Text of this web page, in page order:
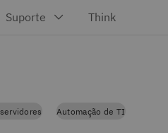
Automação de TI